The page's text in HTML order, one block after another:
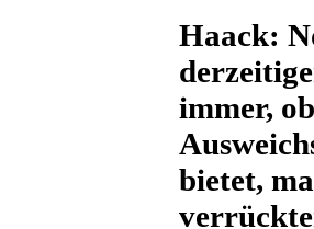
Haack:
immer,
bietet,